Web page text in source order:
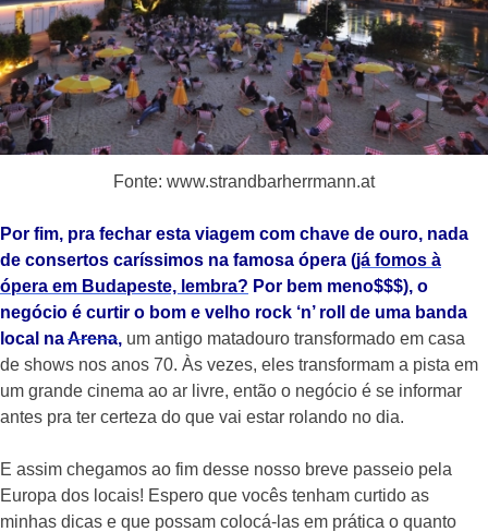
Fonte: www.strandbarherrmann.at
Por fim, pra fechar esta viagem com chave de ouro, nada
de consertos caríssimos na famosa ópera (já fomos à
ópera em Budapeste, lembra? Por bem meno$$$), o
negócio é curtir o bom e velho rock ‘n’ roll de uma banda
local naArena, um antigo matadouro transformado em casa
de shows nos anos 70. Às vezes, eles transformam a pista em
um grande cinema ao ar livre, então o negócio é se informar
antes pra ter certeza do que vai estar rolando no dia.
E assim chegamos ao fim desse nosso breve passeio pela
Europa dos locais! Espero que vocês tenham curtido as
minhas dicas e que possam colocá-las em prática o quanto